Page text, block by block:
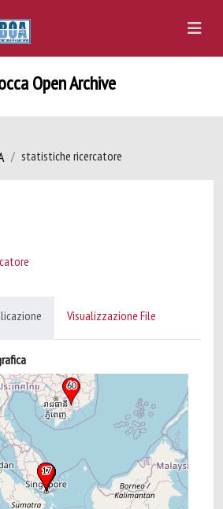
Open Archive
statistiche ricercatore
Visualizzazione File